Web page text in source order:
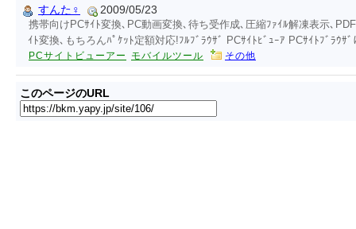
すんた♀ 2009/05/23
携帯向けPCｻｲﾄ変換､PC動画変換､待ち受作成､圧縮ﾌｧｲﾙ解凍表示､
ｲﾄ変換､もちろんﾊﾟｹｯﾄ定額対応!ﾌﾙﾌﾞﾗｳｻﾞ PCｻｲﾄﾋﾞｭｰｱ PCｻｲﾄﾌﾞﾗｳｻ
PCサイトビューアー モバイルツール その他
このページのURL